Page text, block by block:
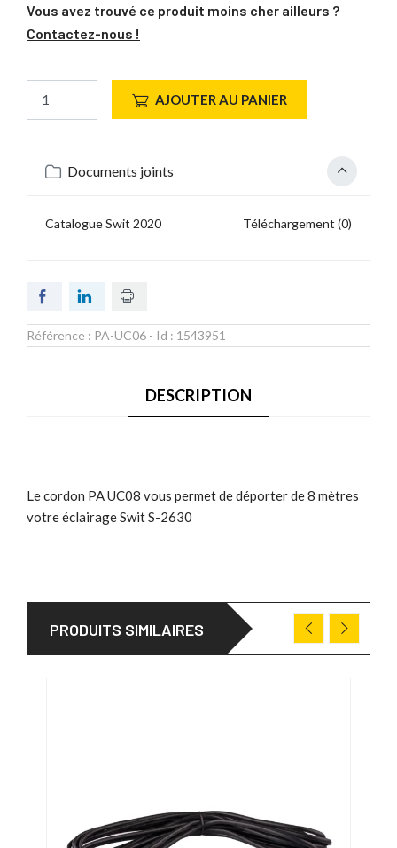
Vous avez trouvé ce produit moins cher ailleurs ?
Contactez-nous !
AJOUTER AU PANIER
Documents joints
Catalogue Swit 2020 Téléchargement (0)
Référence : PA-UC06 - Id : 1543951
DESCRIPTION
Le cordon PA UC08 vous permet de déporter de 8 mètres
votre éclairage Swit S-2630
PRODUITS SIMILAIRES